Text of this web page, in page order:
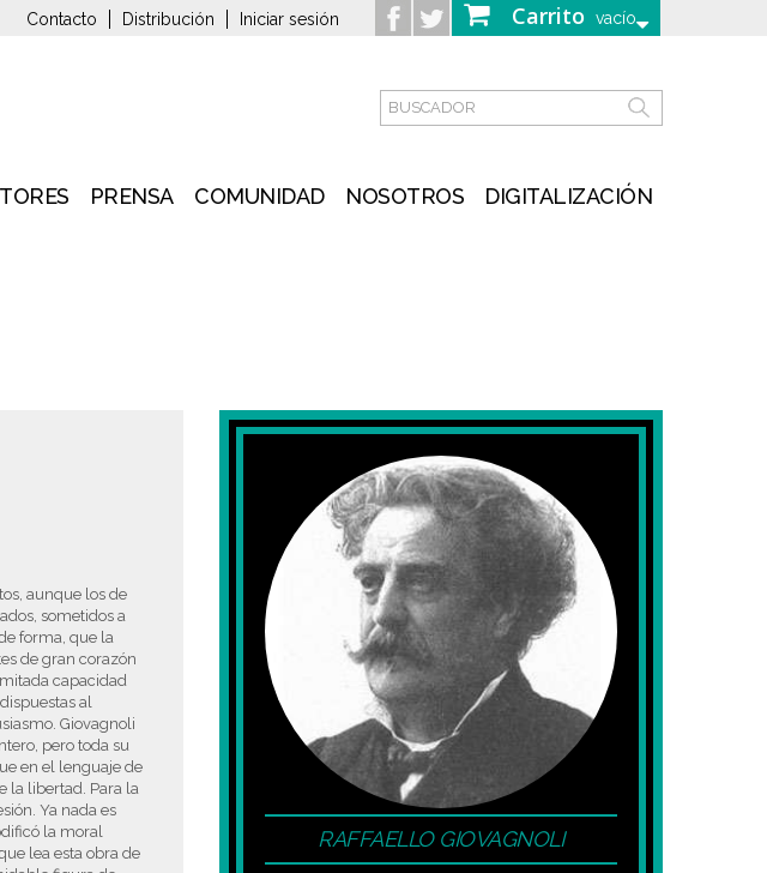
Carrito vacío
Contacto Distribución Iniciar sesión
PRENSA COMUNIDAD NOSOTROS DIGITALIZACIÓN
aunque los de
sometidos a
forma, que la
de gran corazón
capacidad
al
Giovagnoli
pero toda su
en el lenguaje de
la libertad. Para la
Ya nada es
la moral
lea esta obra de
RAFFAELLO GIOVAGNOLI